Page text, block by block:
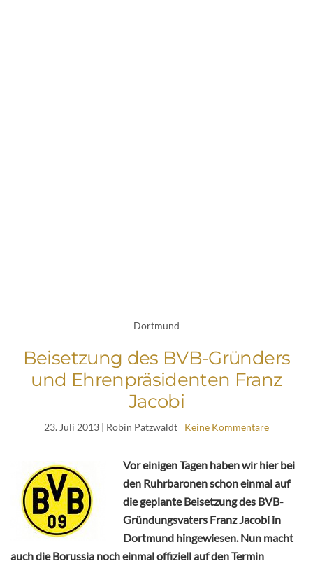
Dortmund
Beisetzung des BVB-Gründers
und Ehrenpräsidenten Franz
Jacobi
23. Juli 2013 | Robin Patzwaldt Keine Kommentare
Vor einigen Tagen haben wir hier bei
den Ruhrbaronen schon einmal auf
die geplante Beisetzung des BVB-
Gründungsvaters Franz Jacobi in
Dortmund hingewiesen. Nun macht
auch die Borussia noch einmal offiziell auf den Termin